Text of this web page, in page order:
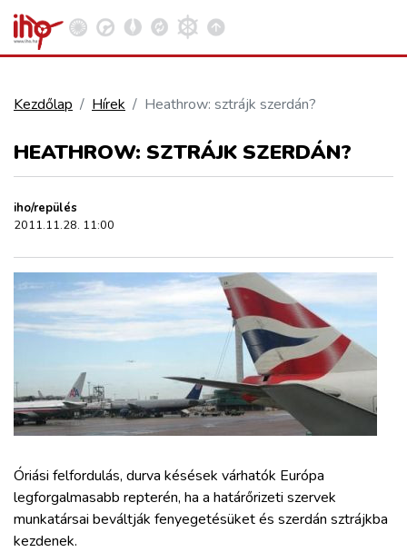
KÖZLEKEDÉSFEJLESZTÉS
ELLÁTÁSI LÁNC
ZÖLDÚT
HAJÓZÁS
BLOG
Kezdőlap Hírek Heathrow: sztrájk szerdán?
HEATHROW: SZTRÁJK SZERDÁN?
iho/repülés
2011.11.28. 11:00
Óriási felfordulás, durva késések várhatók Európa
legforgalmasabb repterén, ha a határőrizeti szervek
munkatársai beváltják fenyegetésüket és szerdán sztrájkba
kezdenek.